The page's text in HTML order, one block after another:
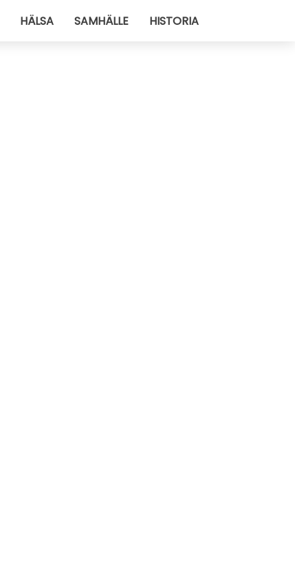
HÄLSA SAMHÄLLE HISTORIA